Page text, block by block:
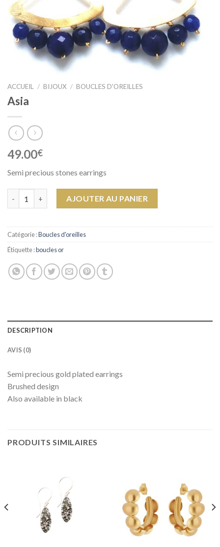
ACCUEIL / BIJOUX / BOUCLES D'OREILLES
Asia
49.00€
Semi precious stones earrings
AJOUTER AU PANIER
Catégorie :Boucles d'oreilles
Étiquette :boucles or
DESCRIPTION
AVIS (0)
Semi precious gold plated earrings
Brushed design
Also available in black
PRODUITS SIMILAIRES